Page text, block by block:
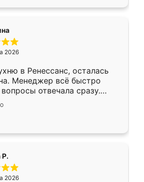
он более разнообразный.
что-то потребуется из
только здесь.
2026
в Ренессанс, осталась
Менеджер всё быстро
отвечала сразу.
в субботу, подошёл к
Собрали
работали аккуратно, даже
Р.
2026